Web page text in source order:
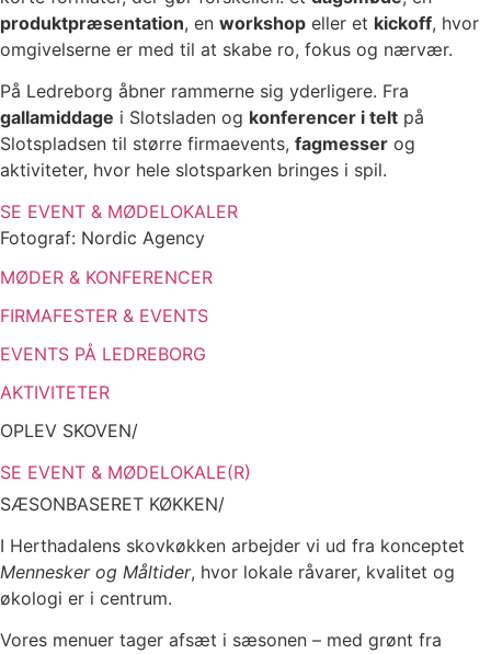
produktpræsentation, en workshop eller et kickoff, hvor
omgivelserne er med til at skabe ro, fokus og nærvær.
På Ledreborg åbner rammerne sig yderligere. Fra
gallamiddage i Slotsladen og konferencer i telt på
Slotspladsen til større firmaevents, fagmesser og
aktiviteter, hvor hele slotsparken bringes i spil.
SE EVENT & MØDELOKALER
Fotograf: Nordic Agency
MØDER & KONFERENCER
FIRMAFESTER & EVENTS
EVENTS PÅ LEDREBORG
AKTIVITETER
OPLEV SKOVEN/
SE EVENT & MØDELOKALE(R)
SÆSONBASERET KØKKEN/
I Herthadalens skovkøkken arbejder vi ud fra konceptet
Mennesker og Måltider, hvor lokale råvarer, kvalitet og
økologi er i centrum.
Vores menuer tager afsæt i sæsonen – med grønt fra